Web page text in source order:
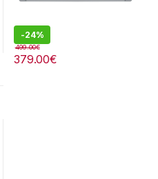
-24%
379.00€
499.00€